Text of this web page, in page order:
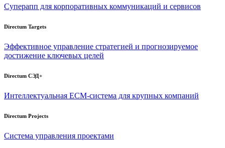
Суперапп для корпоративных коммуникаций и сервисов
Directum Targets
Эффективное управление стратегией и прогнозируемое
достижение ключевых целей
Directum СЭД+
Интеллектуальная ECM-система для крупных компаний
Directum Projects
Система управления проектами